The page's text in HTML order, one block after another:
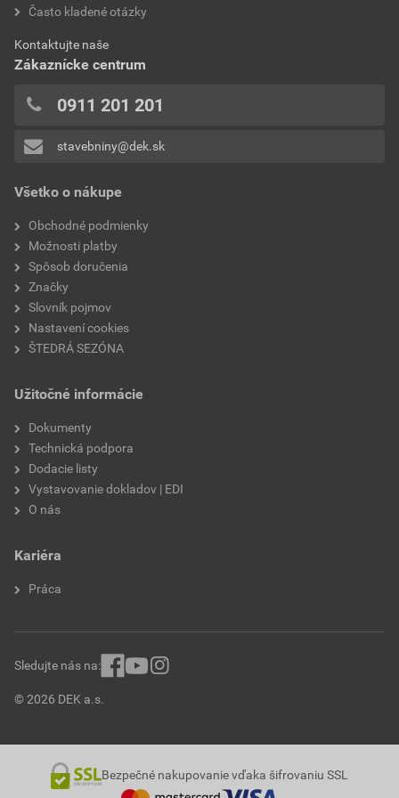
nosnosť
počet priečok
hodnotilo 0 užívateľov
Pridávať hodnotenie môže iba prihlásený užívateľ.
Všetko o nákupe
Obchodné podmienky
Možnosti platby
Spôsob doručenia
Značky
Slovník pojmov
Nastavení cookies
ŠTEDRÁ SEZÓNA
Užitočné informácie
Dokumenty
Technická podpora
Dodacie listy
Vystavovanie dokladov | EDI
O nás
Kariéra
Práca
Často kladené otázky
Kontaktujte naše
Zákaznícke centrum
0911 201 201
stavebniny@dek.sk
© 2026 DEK a.s.
Sledujte nás na:
Bezpečné nakupovanie vďaka šifrovaniu SSL